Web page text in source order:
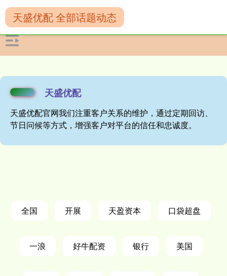
天盛优配
天盛优配官网我们注重客户关系的维护，通过定期回访、
节日问候等方式，增强客户对平台的信任和忠诚度。
天盛优配 全部话题动态
全国 开展 天盈资本 口袋超盘
一浪 好牛配资 银行 美国